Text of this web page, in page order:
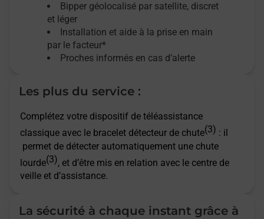
Bipper géolocalisé par satellite, discret
et léger
Installation et aide à la prise en main
par le facteur*
Proches informés en cas d’alerte
Les plus du service :
Complétez votre dispositif de téléassistance
classique avec le bracelet détecteur de chute(3) : il
permet de détecter automatiquement une chute
lourde(3), et d’être mis en relation avec le centre de
veille et d’assistance.
La sécurité à chaque instant grâce à